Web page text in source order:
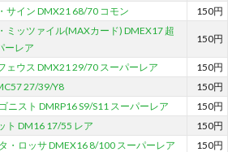
サイン DMX21 68/70 コモン 150円
ミッツァイル(MAXカード) DMEX17 超
ーレア
150円
ェウス DMX21 29/70 スーパーレア
150円
27/39/Y8
150円
ニスト DMRP16 S9/S11 スーパーレア
150円
ト DM16 17/55 レア
150円
・ロッサ DMEX16 8/100 スーパーレア
150円